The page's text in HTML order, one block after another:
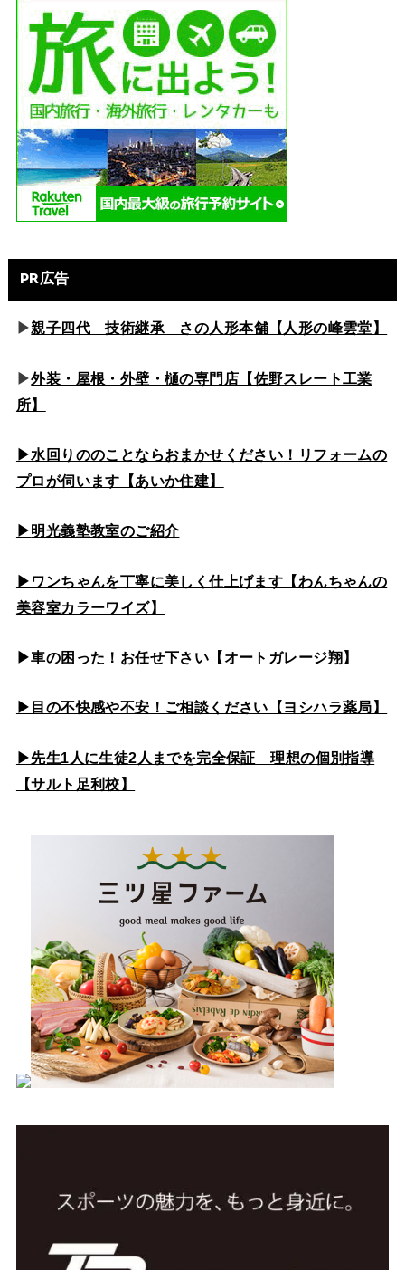
PR広告
▶親子四代 技術継承 さの人形本舗【人形の峰雲堂】
▶外装・屋根・外壁・樋の専門店【佐野スレート工業
所】
▶水回りののことならおまかせください！リフォームの
プロが伺います【あいか住建】
▶明光義塾教室のご紹介
▶ワンちゃんを丁寧に美しく仕上げます【わんちゃんの
美容室カラーワイズ】
▶車の困った！お任せ下さい【オートガレージ翔】
▶目の不快感や不安！ご相談ください【ヨシハラ薬局】
▶先生1人に生徒2人までを完全保証 理想の個別指導
【サルト足利校】